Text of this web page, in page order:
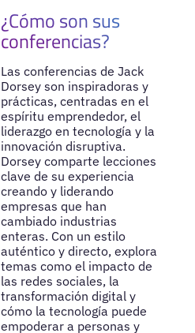
¿Cómo son sus
conferencias?
Las conferencias de Jack
Dorsey son inspiradoras y
prácticas, centradas en el
espíritu emprendedor, el
liderazgo en tecnología y la
innovación disruptiva.
Dorsey comparte lecciones
clave de su experiencia
creando y liderando
empresas que han
cambiado industrias
enteras. Con un estilo
auténtico y directo, explora
temas como el impacto de
las redes sociales, la
transformación digital y
cómo la tecnología puede
empoderar a personas y